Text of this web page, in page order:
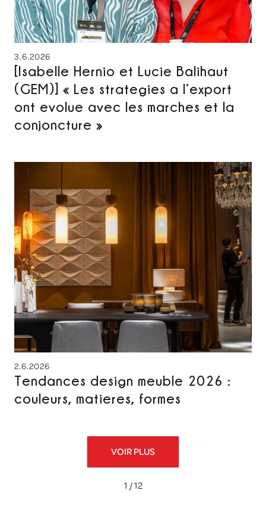
3.6.2026
[Isabelle Hernio et Lucie Balihaut
(GEM)] « Les strategies a l’export
ont evolue avec les marches et la
conjoncture »
2.6.2026
Tendances design meuble 2026 :
couleurs, matieres, formes
VOIR PLUS
1 / 12